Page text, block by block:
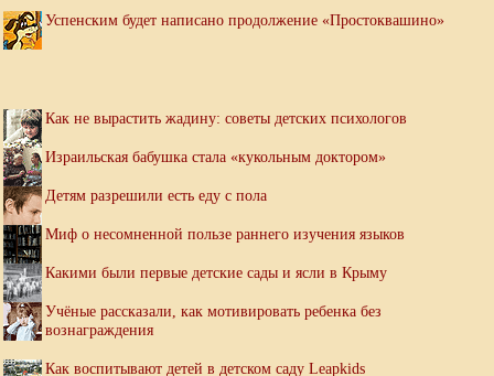
Успенским будет написано продолжение «Простоквашино»
Как не вырастить жадину: советы детских психологов
Израильская бабушка стала «кукольным доктором»
Детям разрешили есть еду с пола
Миф о несомненной пользе раннего изучения языков
Какими были первые детские сады и ясли в Крыму
Учёные рассказали, как мотивировать ребенка без
вознаграждения
Как воспитывают детей в детском саду Leapkids